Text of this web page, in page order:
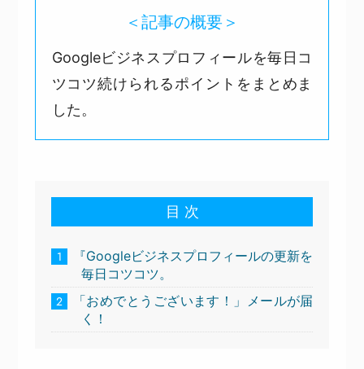
＜記事の概要＞
Googleビジネスプロフィールを毎日コ
ツコツ続けられるポイントをまとめま
した。
目 次
1
『Googleビジネスプロフィールの更新を
毎日コツコツ。
2
「おめでとうございます！」メールが届
く！